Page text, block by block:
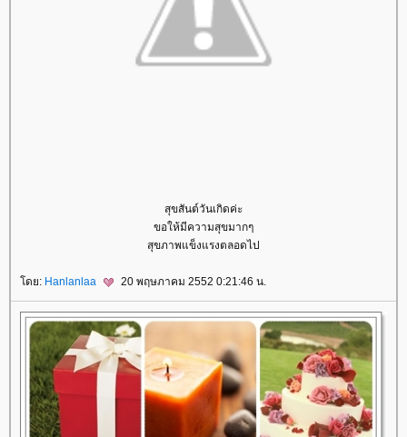
สุขสันต์วันเกิดค่ะ
ขอให้มีความสุขมากๆ
สุขภาพแข็งแรงตลอดไป
ดย: Hanlanlaa 20 พฤษภาคม 2552 0:21:46 น.